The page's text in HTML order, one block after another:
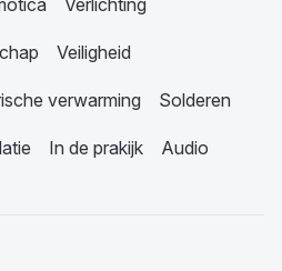
Veiligheid
verwarming Solderen
In de prakijk Audio